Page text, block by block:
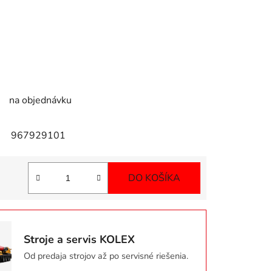
na objednávku
967929101
DO KOŠÍKA
Stroje a servis KOLEX
Od predaja strojov až po servisné riešenia.